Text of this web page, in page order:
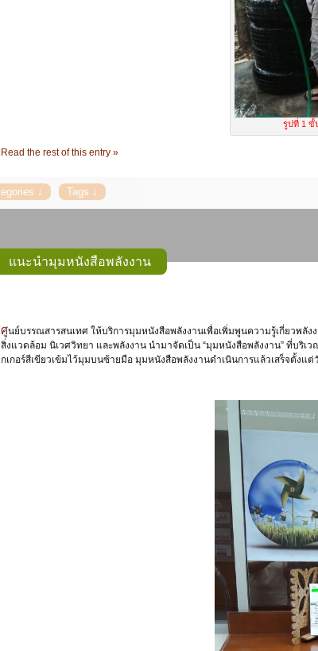
รูปที่ 1 ขั้
Read the rest of this entry »
แนะนำมุมหนังสือพลังงาน
ศูนย์บรรณสารสนเทศ ให้บริการมุมหนังสือพลังงานเพื่อเพิ่มพูนความรู้เกี่ยวพลังงานและสิ่งแวดล้อมโดยจะนำหนังสือและสื่อความรู้ต่าง ๆ ซึ่ง ประกอบด้วย หนังสือ จุลสาร เกี่ยวกับ
สิ่งแวดล้อม นิเวศวิทยา และพลังงาน นำมาจัดเป็น “มุมหนังสือพลังงาน” ที่บริ
กเกอร์สีเขียวเข้มไว้มุมบนซ้ายมือ มุมหนังสือพลังงานดำเนินการแล้วเสร็จตั้งแ